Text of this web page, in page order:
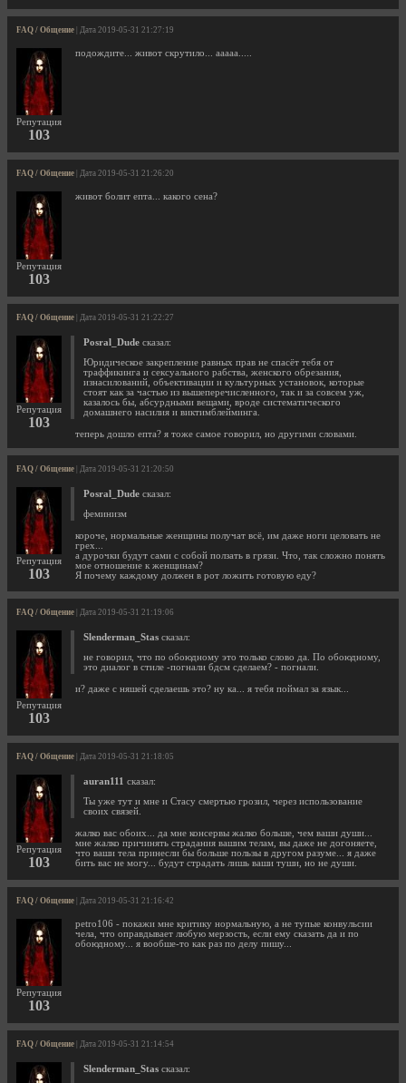
FAQ / Общение | Дата 2019-05-31 21:27:19
Репутация
103
подождите... живот скрутило... ааааа.....
FAQ / Общение | Дата 2019-05-31 21:26:20
Репутация
103
живот болит епта... какого сена?
FAQ / Общение | Дата 2019-05-31 21:22:27
Репутация
103
Posral_Dude сказал:
Юридическое закрепление равных прав не спасёт тебя от
траффикинга и сексуального рабства, женского обрезания,
изнасилований, объективации и культурных установок, которые
стоят как за частью из вышеперечисленного, так и за совсем уж,
казалось бы, абсурдными вещами, вроде систематического
домашнего насилия и виктимблейминга.
теперь дошло епта? я тоже самое говорил, но другими словами.
FAQ / Общение | Дата 2019-05-31 21:20:50
Репутация
103
Posral_Dude сказал:
феминизм
короче, нормальные женщины получат всё, им даже ноги целовать не
грех...
а дурочки будут сами с собой ползать в грязи. Что, так сложно понять
мое отношение к женщинам?
Я почему каждому должен в рот ложить готовую еду?
FAQ / Общение | Дата 2019-05-31 21:19:06
Репутация
103
Slenderman_Stas сказал:
не говорил, что по обоюдному это только слово да. По обоюдному,
это диалог в стиле -погнали бдсм сделаем? - погнали.
и? даже с няшей сделаешь это? ну ка... я тебя поймал за язык...
FAQ / Общение | Дата 2019-05-31 21:18:05
Репутация
103
auran111 сказал:
Ты уже тут и мне и Стасу смертью грозил, через использование
своих связей.
жалко вас обоих... да мне консервы жалко больше, чем ваши души...
мне жалко причинять страдания вашим телам, вы даже не догоняете,
что ваши тела принесли бы больше пользы в другом разуме... я даже
бить вас не могу... будут страдать лишь ваши туши, но не души.
FAQ / Общение | Дата 2019-05-31 21:16:42
Репутация
103
petro106 - покажи мне критику нормальную, а не тупые конвульсии
чела, что оправдывает любую мерзость, если ему сказать да и по
обоюдному... я вообше-то как раз по делу пишу...
FAQ / Общение | Дата 2019-05-31 21:14:54
Slenderman_Stas сказал: